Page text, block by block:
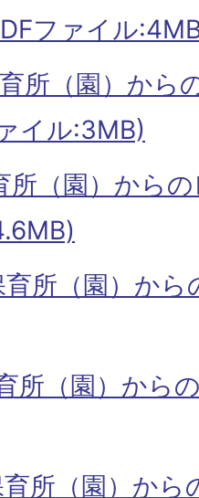
ファイル
所（園）から
イル:3MB)
所（園）から
所（園）から
所（園）から
所（園）から